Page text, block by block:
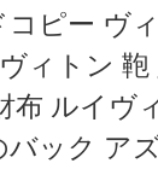
コピー ヴ
ィトン
布 ルイヴ
バック ア